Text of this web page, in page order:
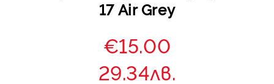
17 Air Grey
€15.00
29.34лв.